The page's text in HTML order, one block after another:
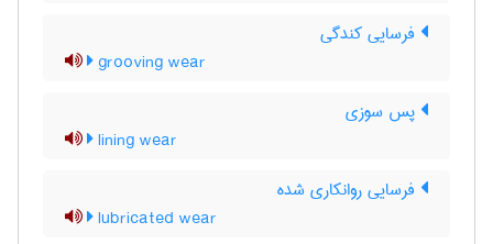
فرسایی کندگی
grooving wear
پس سوزی
lining wear
فرسایی روانکاری شده
lubricated wear